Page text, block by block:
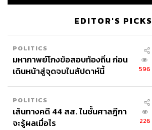
EDITOR'S PICKS
POLITICS
มหากาพย์โกงข้อสอบท้องถิ่น ก่อน
เดินหน้าสู่จุดจบในสัปดาห์นี้
596
POLITICS
เส้นทางคดี 44 สส. ในชั้นศาลฎีกา
จะรู้ผลเมื่อไร
226